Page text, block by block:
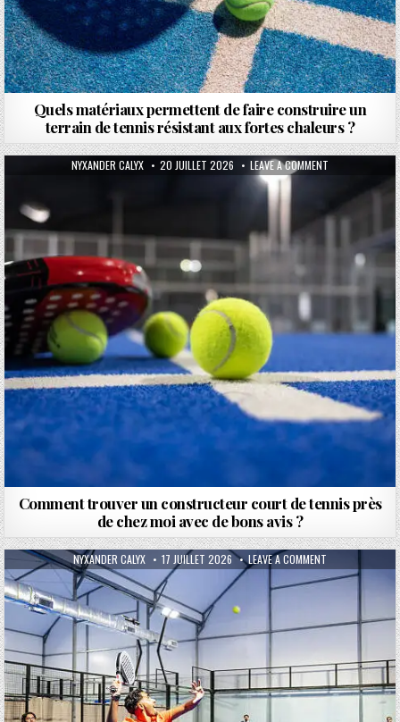
Quels matériaux permettent de faire construire un
terrain de tennis résistant aux fortes chaleurs ?
AUTHOR:
NYXANDER CALYX PUBLISHED DATE:
20 JUILLET 2026 LEAVE A COMMENT ON COMMENT
Comment trouver un constructeur court de tennis près
de chez moi avec de bons avis ?
AUTHOR:
NYXANDER CALYX PUBLISHED DATE:
17 JUILLET 2026 LEAVE A COMMENT ON QUELLE